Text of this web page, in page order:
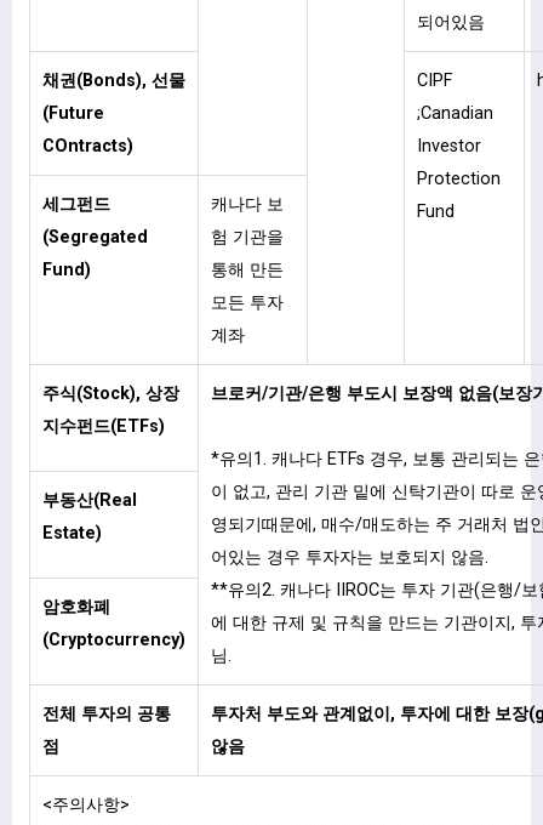
되어있음
채권(Bonds), 선물
(Future
COntracts)
CIPF
;Canadian
Investor
Protection
Fund
세그펀드
(Segregated
Fund)
캐나다 보
험 기관을
통해 만든
모든 투자
계좌
주식(Stock), 상장
지수펀드(ETFs)
브로커/기관/은행 부도시 보장액 없음(보장
*유의1. 캐나다 ETFs 경우, 보통 관리되는
이 없고, 관리 기관 밑에 신탁기관이 따로
영되기때문에, 매수/매도하는 주 거래처 법
어있는 경우 투자자는 보호되지 않음.
**유의2. 캐나다 IIROC는 투자 기관(은행/
에 대한 규제 및 규칙을 만드는 기관이지,
님.
부동산(Real
Estate)
암호화폐
(Cryptocurrency)
전체 투자의 공통
점
투자처 부도와 관계없이, 투자에 대한 보
않음
<주의사항>